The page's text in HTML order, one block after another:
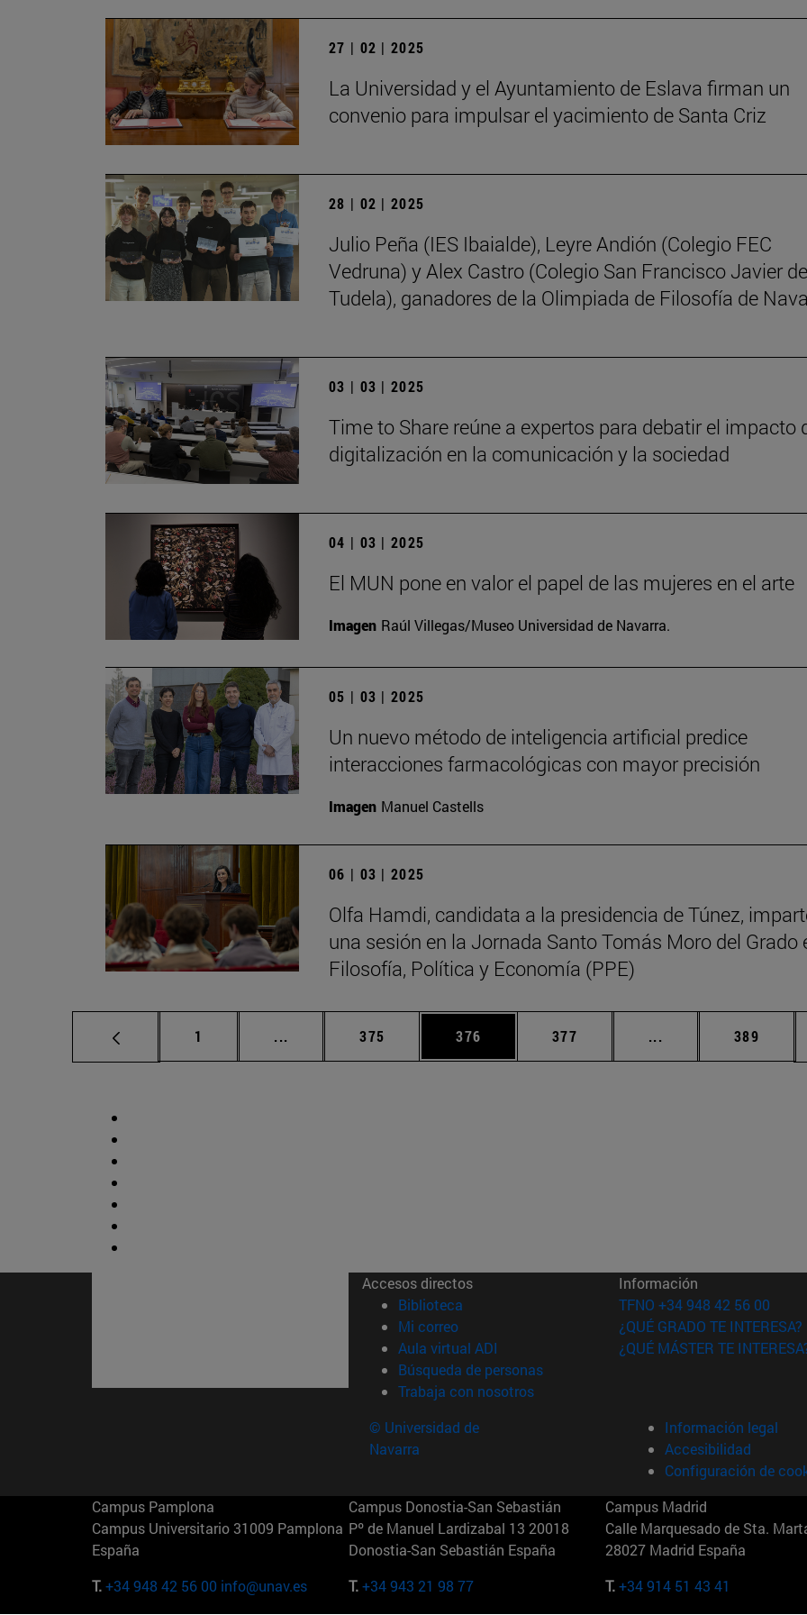
27 | 02 | 2025
La Universidad y el Ayuntamiento de Eslava firman un
convenio para impulsar el yacimiento de Santa Criz
28 | 02 | 2025
Julio Peña (IES Ibaialde), Leyre Andión (Colegio FEC
Vedruna) y Alex Castro (Colegio San Francisco Javier de
Tudela), ganadores de la Olimpiada de Filosofía de
03 | 03 | 2025
Time to Share reúne a expertos para debatir el impacto
digitalización en la comunicación y la sociedad
04 | 03 | 2025
El MUN pone en valor el papel de las mujeres en el arte
Imagen Raúl Villegas/Museo Universidad de Navarra.
05 | 03 | 2025
Un nuevo método de inteligencia artificial predice
interacciones farmacológicas con mayor precisión
Imagen Manuel Castells
06 | 03 | 2025
Olfa Hamdi, candidata a la presidencia de Túnez,
una sesión en la Jornada Santo Tomás Moro del Grado
Filosofía, Política y Economía (PPE)
Página
1 ... Páginas intermedias Use TAB para desplazarse.
Página
375 Página
376 Página
377 ... Páginas intermedias
Página
389
Accesos directos
Biblioteca (abre en nueva ventana)
Mi correo(abre en nueva ventana)
Aula virtual ADI (abre en nueva ventana)
Búsqueda de personas(abre en nueva ventana)
Trabaja con nosotros(abre en nueva ventana)
Información
TFNO +34 948 42 56 00
¿QUÉ GRADO TE INTERESA?
¿QUÉ MÁSTER TE
© Universidad de
Navarra
Información legal
Accesibilidad
Configuración de
Campus Pamplona
Campus Universitario 31009 Pamplona
España
T.+34 948 42 56 00 info@unav.es
Campus Donostia-San Sebastián
Pº de Manuel Lardizabal 13 20018
Donostia-San Sebastián España
T.+34 943 21 98 77
Campus Madrid
Calle Marquesado de Sta.
28027 Madrid España
T.+34 914 51 43 41